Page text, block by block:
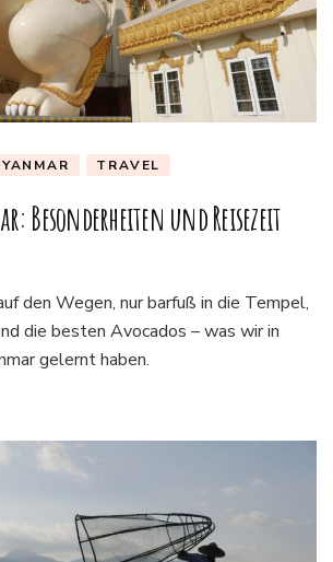
TRAVEL
Besonderheiten und Reisezeit
den Wegen, nur barfuß in die Tempel,
die besten Avocados – was wir in
gelernt haben.